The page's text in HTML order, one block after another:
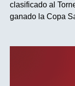
clasificado al
ganado la Copa